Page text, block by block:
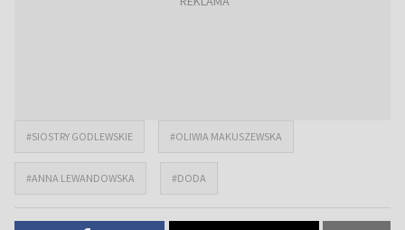
#SIOSTRY GODLEWSKIE #OLIWIA MAKUSZEWSKA
#ANNA LEWANDOWSKA #DODA